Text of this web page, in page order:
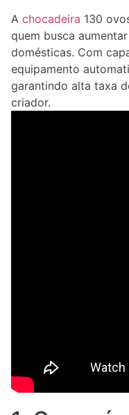
A chocadeira 130
quem busca
domésticas. Com
equipamento
garantindo alta taxa
criador.